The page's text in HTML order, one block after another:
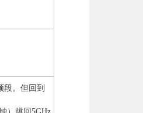
段。但回到